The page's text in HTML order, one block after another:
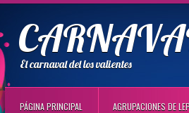
El carnaval del los valientes
PÁGINA PRINCIPAL AGRUPACIONES DE